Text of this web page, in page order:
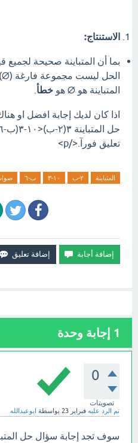
الاستنتاج:
بما أن المتباينة صحيحة
الحل ليست مجموعة فارغة
المتباينة هو ∅ هو خطأ
اذا كان لديك إجابة افضل او
تعليق فورآ.</p>
المتباينة ٢-ب ١٠-٣ ب-٦
1 إجابة وحدة
0
تصويتات
تم الرد عليه فبراير 23 بواسطة ابوعبدالله